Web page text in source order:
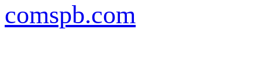
comspb.com